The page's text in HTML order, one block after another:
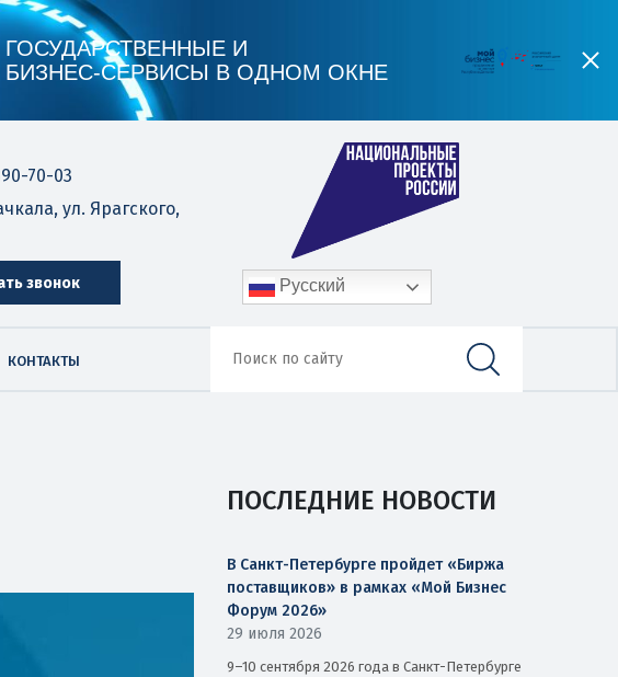
ГОСУДАРСТВЕННЫЕ И
БИЗНЕС‑СЕРВИСЫ В ОДНОМ ОКНЕ
70-03
ул. Ярагского,
звонок Русский
КОНТАКТЫ
ПОСЛЕДНИЕ НОВОСТИ
В Санкт-Петербурге пройдет «Биржа
поставщиков» в рамках «Мой Бизнес
Форум 2026»
29 июля 2026
9–10 сентября 2026 года в Санкт-Петербурге